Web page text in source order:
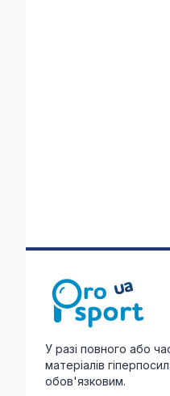
У разі повного або
матеріалів
обов'язковим.